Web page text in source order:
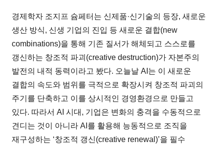
경제학자 조지프 슘페터는 신제품·신기술의 등장, 새로운
생산 방식, 신생 기업의 진입 등 새로운 결합(new
combinations)을 통해 기존 질서가 해체되고 스스로를
갱신하는 창조적 파괴(creative destruction)가 자본주의
발전의 내적 동력이라고 봤다. 오늘날 AI는 이 새로운
결합의 속도와 범위를 극적으로 확장시켜 창조적 파괴의
주기를 단축하고 이를 상시적인 경영환경으로 만들고
있다. 따라서 AI 시대, 기업은 변화의 충격을 수동적으로
견디는 것이 아니라 AI를 활용해 능동적으로 조직을
재구성하는 ‘창조적 갱신(creative renewal)’을 필수